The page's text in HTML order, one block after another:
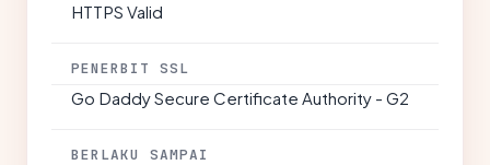
HTTPS Valid
PENERBIT SSL
Go Daddy Secure Certificate Authority - G2
BERLAKU SAMPAI